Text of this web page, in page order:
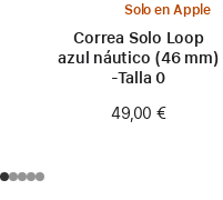
Solo en Apple
Correa Solo Loop
azul náutico (46 mm)
-Talla 0
49,00 €